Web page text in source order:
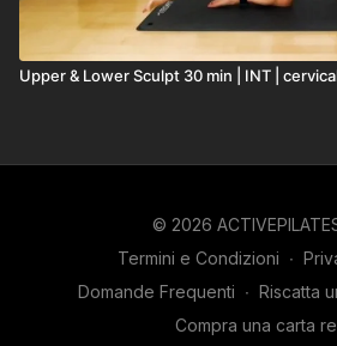
Upper & Lower Sculpt 30 min | INT |
© 2026
Termini e Condizioni ∙
Domande Frequenti ∙ Riscatta
Compra una carta